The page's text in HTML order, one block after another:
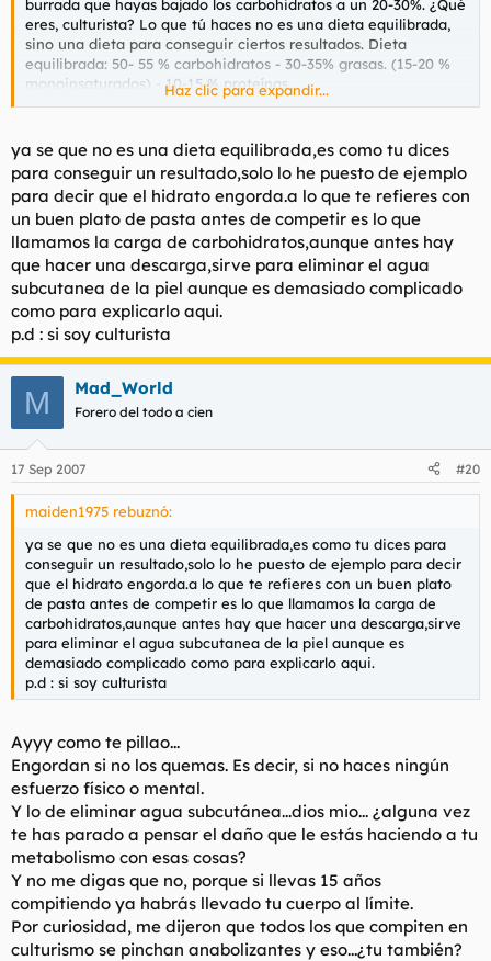
burrada que hayas bajado los carbohidratos a un 20-30%. ¿Qué
eres, culturista? Lo que tú haces no es una dieta equilibrada,
sino una dieta para conseguir ciertos resultados. Dieta
equilibrada: 50- 55 % carbohidratos - 30-35% grasas. (15-20 %
monoinsaturados) - 10-15 % proteínas.
plato de pasta o algún carbohidrato de asimilación retardada
es lo mejor para rendir tanto física, como, sobre todo (en
realidad había puesto sobre todo junto porque soy un
subnormal) mentalmente. Por que repito que el cerebro sólo
funciona con glucosa.
Haz clic para expandir...
ya se que no es una dieta equilibrada,es como tu dices
para conseguir un resultado,solo lo he puesto de ejemplo
para decir que el hidrato engorda.a lo que te refieres con
un buen plato de pasta antes de competir es lo que
llamamos la carga de carbohidratos,aunque antes hay
que hacer una descarga,sirve para eliminar el agua
subcutanea de la piel aunque es demasiado complicado
como para explicarlo aqui.
p.d : si soy culturista
M Mad_World
Forero del todo a cien
17 Sep 2007 #20
maiden1975 rebuznó:
ya se que no es una dieta equilibrada,es como tu dices para
conseguir un resultado,solo lo he puesto de ejemplo para decir
que el hidrato engorda.a lo que te refieres con un buen plato
de pasta antes de competir es lo que llamamos la carga de
carbohidratos,aunque antes hay que hacer una descarga,sirve
para eliminar el agua subcutanea de la piel aunque es
demasiado complicado como para explicarlo aqui.
p.d : si soy culturista
Ayyy como te pillao...
Engordan si no los quemas. Es decir, si no haces ningún
esfuerzo físico o mental.
Y lo de eliminar agua subcutánea...dios mio... ¿alguna vez
te has parado a pensar el daño que le estás haciendo a tu
metabolismo con esas cosas?
Y no me digas que no, porque si llevas 15 años
compitiendo ya habrás llevado tu cuerpo al límite.
Por curiosidad, me dijeron que todos los que compiten en
culturismo se pinchan anabolizantes y eso...¿tu también?